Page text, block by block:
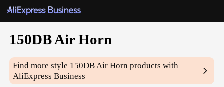
150DB Air Horn
Find more style 150DB Air Horn products with
AliExpress Business